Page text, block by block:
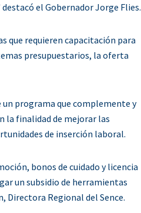
el Gobernador Jorge Flies.
que requieren capacitación para
presupuestarios, la oferta
un programa que complemente y
la finalidad de mejorar las
de inserción laboral.
bonos de cuidado y licencia
un subsidio de herramientas
Directora Regional del Sence.